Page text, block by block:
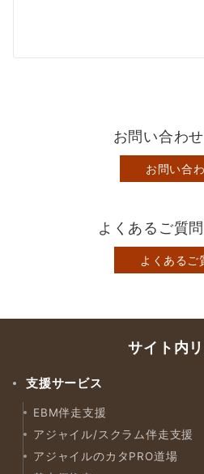
お問い合わ
お問い合
よくあるご質
よくあるご
サイト内
支援サービス
EBM伴走支援
アジャイル/スクラム伴走支援
アジャイルのカタPRO道場